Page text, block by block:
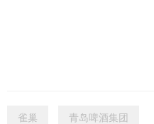
雀巢 青岛啤酒集团